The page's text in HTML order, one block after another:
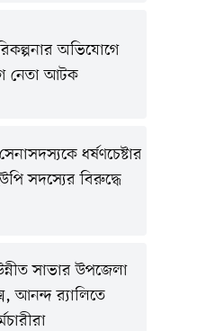
অভিযোগে
নেতা আটক
ধর্ষণচেষ্টার
সদস্যের বিরুদ্ধে
সাভার উপজেলা
আনন্দ র‍্যালিতে